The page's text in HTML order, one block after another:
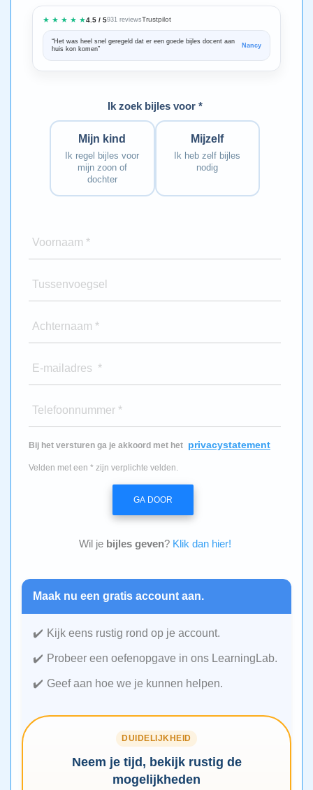
★ ★ ★ ★ ★4.5 / 5931 reviewsTrustpilot
“Het was heel snel geregeld dat er een goede bijles docent aan
huis kon komen”
Nancy
Ik zoek bijles voor *
Mijn kind
Ik regel bijles voor
mijn zoon of
dochter
Mijzelf
Ik heb zelf bijles
nodig
Voornaam *
Tussenvoegsel
Achternaam *
E-mailadres *
Telefoonnummer *
Bij het versturen ga je akkoord met het privacystatement
Velden met een * zijn verplichte velden.
GA DOOR
Wil je bijles geven? Klik dan hier!
Maak nu een gratis account aan.
Kijk eens rustig rond op je account.
Probeer een oefenopgave in ons LearningLab.
Geef aan hoe we je kunnen helpen.
DUIDELIJKHEID
Neem je tijd, bekijk rustig de
mogelijkheden